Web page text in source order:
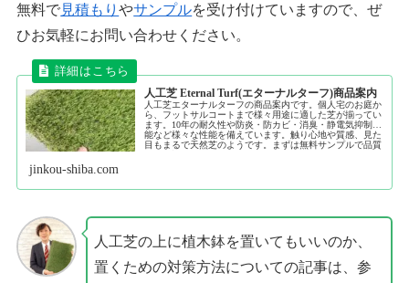
無料で見積もりやサンプルを受け付けていますので、ぜ
ひお気軽にお問い合わせください。
人工芝 Eternal Turf(エターナルターフ)商品案内
人工芝エターナルターフの商品案内です。個人宅のお庭か
ら、フットサルコートまで様々用途に適した芝が揃ってい
ます。10年の耐久性や防炎・防カビ・消臭・静電気抑制機
能など様々な性能を備えています。触り心地や質感、見た
目もまるで天然芝のようです。まずは無料サンプルで品質
jinkou-shiba.com
人工芝の上に植木鉢を置いてもいいのか、
置くための対策方法についての記事は、参